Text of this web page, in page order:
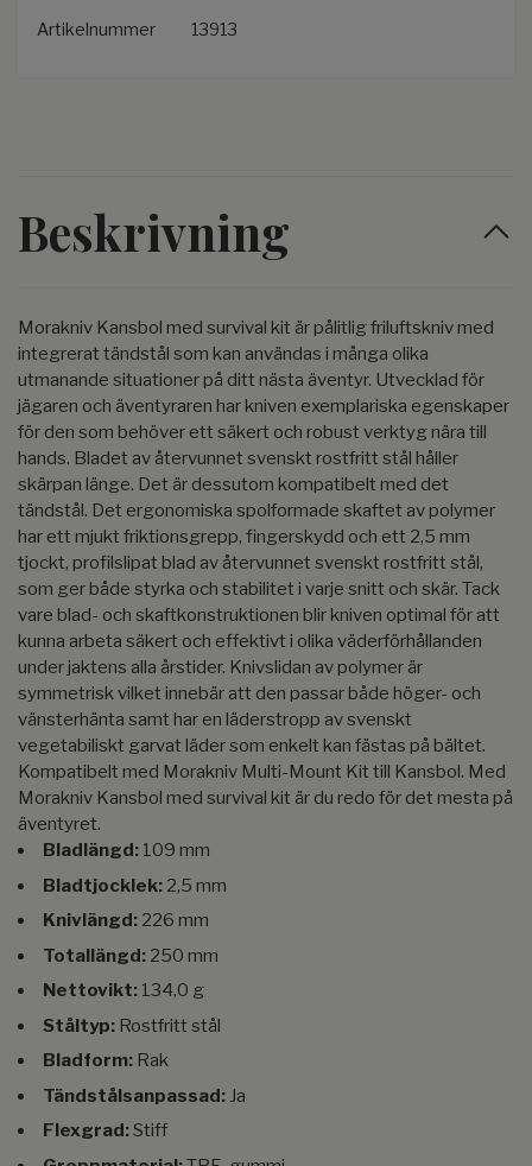
Artikelnummer 13913
Beskrivning
Morakniv Kansbol med survival kit är pålitlig friluftskniv med
integrerat tändstål som kan användas i många olika
utmanande situationer på ditt nästa äventyr. Utvecklad för
jägaren och äventyraren har kniven exemplariska egenskaper
för den som behöver ett säkert och robust verktyg nära till
hands. Bladet av återvunnet svenskt rostfritt stål håller
skärpan länge. Det är dessutom kompatibelt med det
tändstål. Det ergonomiska spolformade skaftet av polymer
har ett mjukt friktionsgrepp, fingerskydd och ett 2,5 mm
tjockt, profilslipat blad av återvunnet svenskt rostfritt stål,
som ger både styrka och stabilitet i varje snitt och skär. Tack
vare blad- och skaftkonstruktionen blir kniven optimal för att
kunna arbeta säkert och effektivt i olika väderförhållanden
under jaktens alla årstider. Knivslidan av polymer är
symmetrisk vilket innebär att den passar både höger- och
vänsterhänta samt har en läderstropp av svenskt
vegetabiliskt garvat läder som enkelt kan fästas på bältet.
Kompatibelt med Morakniv Multi-Mount Kit till Kansbol. Med
Morakniv Kansbol med survival kit är du redo för det mesta på
äventyret.
Bladlängd: 109 mm
Bladtjocklek: 2,5 mm
Knivlängd: 226 mm
Totallängd: 250 mm
Nettovikt: 134,0 g
Ståltyp: Rostfritt stål
Bladform: Rak
Tändstålsanpassad: Ja
Flexgrad:Stiff